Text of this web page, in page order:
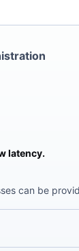
latency.
can be